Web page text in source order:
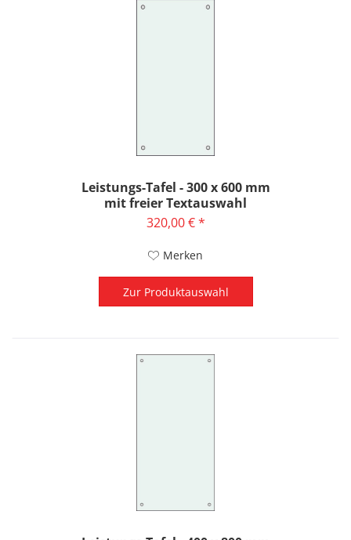
Leistungs-Tafel - 300 x 600 mm
mit freier Textauswahl
320,00 € *
Merken
Zur Produktauswahl